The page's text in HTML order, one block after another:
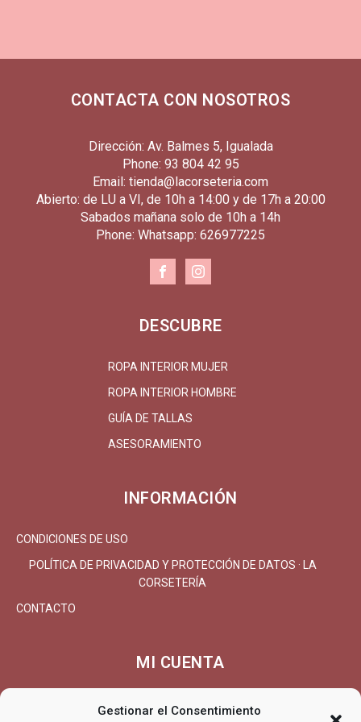
Gestionar el Consentimiento
CONTACTA CON NOSOTROS
Dirección: Av. Balmes 5, Igualada
Phone: 93 804 42 95
Email: tienda@lacorseteria.com
Abierto: de LU a VI, de 10h a 14:00 y de 17h a 20:00
Sabados mañana solo de 10h a 14h
Phone: Whatsapp: 626977225
DESCUBRE
ROPA INTERIOR MUJER
ROPA INTERIOR HOMBRE
GUÍA DE TALLAS
ASESORAMIENTO
INFORMACIÓN
CONDICIONES DE USO
POLÍTICA DE PRIVACIDAD Y PROTECCIÓN DE DATOS · LA
CORSETERÍA
CONTACTO
MI CUENTA
MI CUENTA/REGISTRARSE